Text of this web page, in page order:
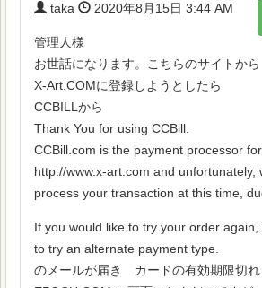
taka 2020年8月15日 3:44 AM
管理人様
お世話になります。こちらのサイトから
X-Art.COMに登録しようとしたら
CCBILLから
Thank You for using CCBill.
CCBill.com is the payment processor
http://www.x-art.com and unfortunately,
process your transaction at this time,
If you would like to try your order
to try an alternate payment type.
のメールが届き カードの有効期限切れ